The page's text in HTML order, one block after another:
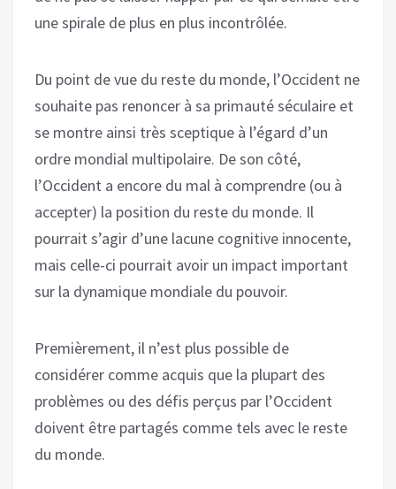
une spirale de plus en plus incontrôlée.
Du point de vue du reste du monde, l’Occident ne
souhaite pas renoncer à sa primauté séculaire et
se montre ainsi très sceptique à l’égard d’un
ordre mondial multipolaire. De son côté,
l’Occident a encore du mal à comprendre (ou à
accepter) la position du reste du monde. Il
pourrait s’agir d’une lacune cognitive innocente,
mais celle-ci pourrait avoir un impact important
sur la dynamique mondiale du pouvoir.
Premièrement, il n’est plus possible de
considérer comme acquis que la plupart des
problèmes ou des défis perçus par l’Occident
doivent être partagés comme tels avec le reste
du monde.